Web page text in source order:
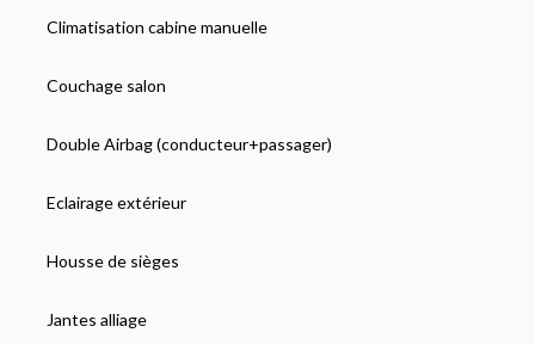
Climatisation cabine manuelle
Couchage salon
Double Airbag (conducteur+passager)
Eclairage extérieur
Housse de sièges
Jantes alliage